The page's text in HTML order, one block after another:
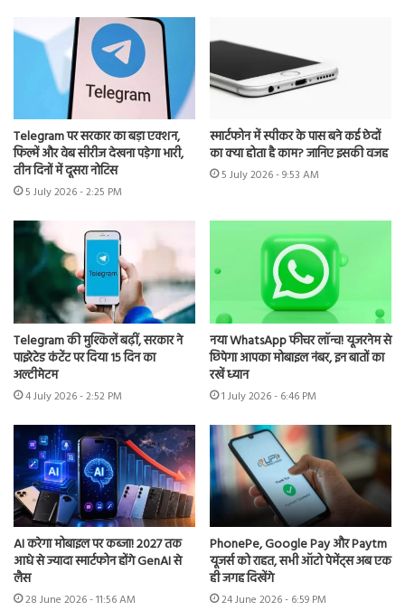
Telegram पर सरकार का बड़ा एक्शन,
फिल्में और वेब सीरीज देखना पड़ेगा भारी,
तीन दिनों में दूसरा नोटिस
5 July 2026 - 2:25 PM
स्मार्टफोन में स्पीकर के पास बने कई छेदों
का क्या होता है काम? जानिए इसकी वजह
5 July 2026 - 9:53 AM
Telegram की मुश्किलें बढ़ीं, सरकार ने
पाइरेटेड कंटेंट पर दिया 15 दिन का
अल्टीमेटम
4 July 2026 - 2:52 PM
नया WhatsApp फीचर लॉन्च! यूजरनेम से
छिपेगा आपका मोबाइल नंबर, इन बातों का
रखें ध्यान
1 July 2026 - 6:46 PM
AI करेगा मोबाइल पर कब्जा! 2027 तक
आधे से ज्यादा स्मार्टफोन होंगे GenAI से
लैस
28 June 2026 - 11:56 AM
PhonePe, Google Pay और Paytm
यूजर्स को राहत, सभी ऑटो पेमेंट्स अब एक
ही जगह दिखेंगे
24 June 2026 - 6:59 PM